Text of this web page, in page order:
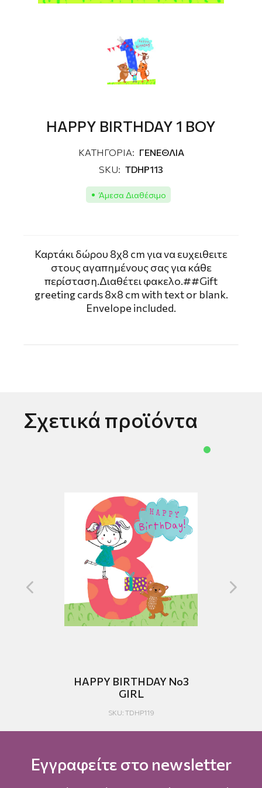
HAPPY BIRTHDAY 1 BOY
ΚΑΤΗΓΟΡΙΑ: ΓΕΝΕΘΛΙΑ
SKU: TDHP113
Άμεσα Διαθέσιμο
Καρτάκι δώρου 8χ8 cm για να ευχειθειτε
στους αγαπημένους σας για κάθε
περίσταση.Διαθέτει φακελο.##Gift
greeting cards 8x8 cm with text or blank.
Envelope included.
Σχετικά προϊόντα
HAPPY BIRTHDAY No3
GIRL
SKU: TDHP119
Εγγραφείτε στο newsletter